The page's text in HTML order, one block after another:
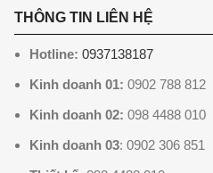
THÔNG TIN LIÊN HỆ
Hotline: 0937138187
Kinh doanh 01: 0902 788 812
Kinh doanh 02: 098 4488 010
Kinh doanh 03: 0902 306 851